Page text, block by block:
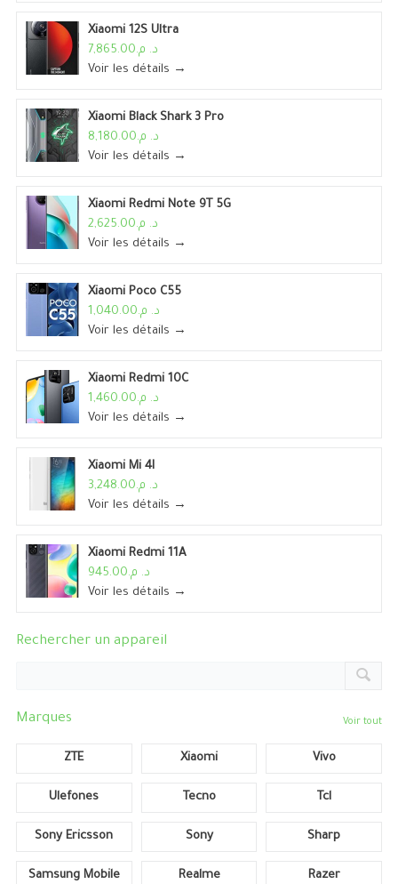
Xiaomi 12S Ultra
د. م.7,865.00
Voir les détails →
Xiaomi Black Shark 3 Pro
د. م.8,180.00
Voir les détails →
Xiaomi Redmi Note 9T 5G
د. م.2,625.00
Voir les détails →
Xiaomi Poco C55
د. م.1,040.00
Voir les détails →
Xiaomi Redmi 10C
د. م.1,460.00
Voir les détails →
Xiaomi Mi 4I
د. م.3,248.00
Voir les détails →
Xiaomi Redmi 11A
د. م.945.00
Voir les détails →
Rechercher un appareil
Marques Voir tout
ZTE Xiaomi Vivo
Ulefones Tecno Tcl
Sony Ericsson Sony Sharp
Samsung Mobile Realme Razer